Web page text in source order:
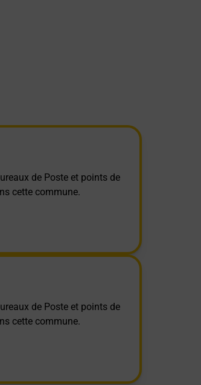
de Poste et points de
cette commune.
de Poste et points de
cette commune.